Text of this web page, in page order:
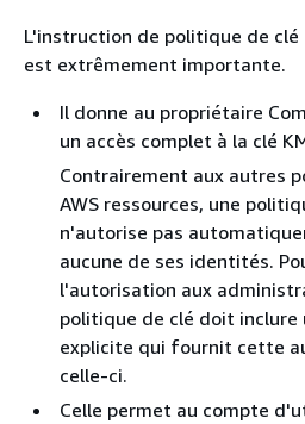
L'instruction de politique de
est extrêmement importante.
Il donne au propriétaire
un accès complet à la clé
Contrairement aux autres
AWS ressources, une
n'autorise pas
aucune de ses identités.
l'autorisation aux
politique de clé doit inclure
explicite qui fournit cette
celle-ci.
Celle permet au compte